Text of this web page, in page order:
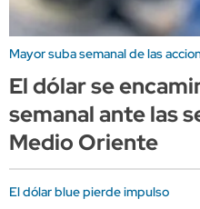
Mayor suba semanal de las
El dólar se
semanal ante las
Medio Oriente
El dólar blue pierde impulso